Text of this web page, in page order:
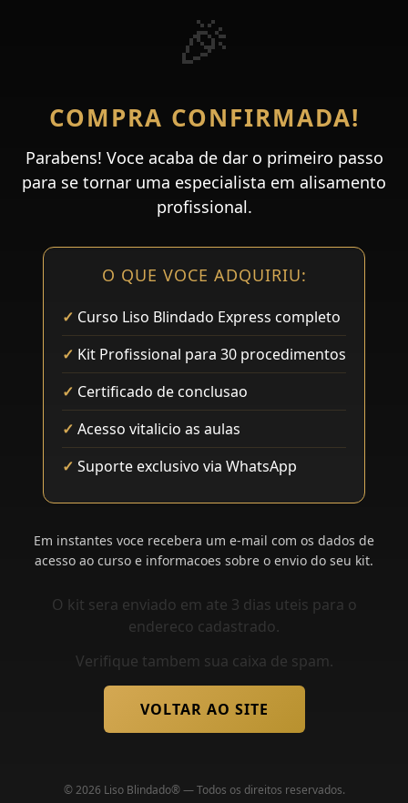
🎉
COMPRA CONFIRMADA!
Parabens! Voce acaba de dar o primeiro passo
para se tornar uma especialista em alisamento
profissional.
O QUE VOCE ADQUIRIU:
Curso Liso Blindado Express completo
Kit Profissional para 30 procedimentos
Certificado de conclusao
Acesso vitalicio as aulas
Suporte exclusivo via WhatsApp
Em instantes voce recebera um e-mail com os dados de
acesso ao curso e informacoes sobre o envio do seu kit.
O kit sera enviado em ate 3 dias uteis para o
endereco cadastrado.
Verifique tambem sua caixa de spam.
VOLTAR AO SITE
© 2026 Liso Blindado® — Todos os direitos reservados.